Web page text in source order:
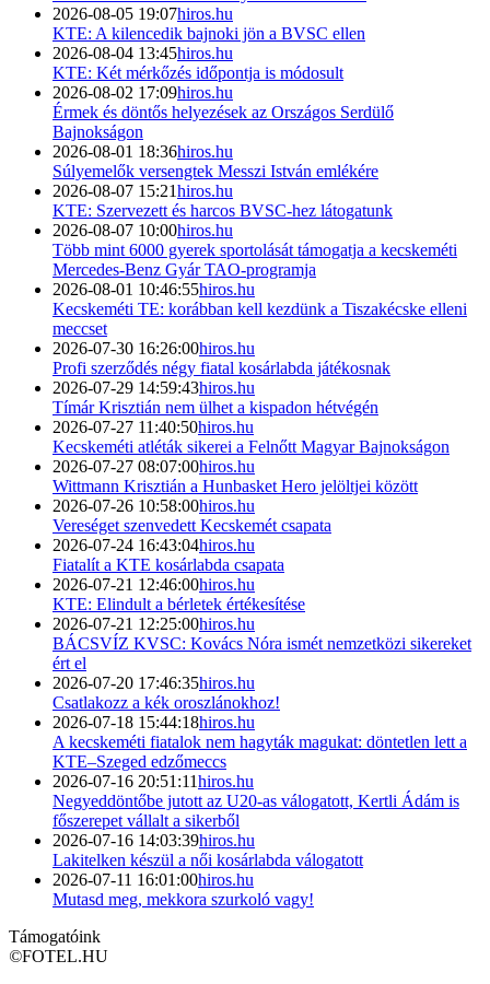
2026-08-05 19:07hiros.hu
KTE: A kilencedik bajnoki jön a BVSC ellen
2026-08-04 13:45hiros.hu
KTE: Két mérkőzés időpontja is módosult
2026-08-02 17:09hiros.hu
Érmek és döntős helyezések az Országos Serdülő
Bajnokságon
2026-08-01 18:36hiros.hu
Súlyemelők versengtek Messzi István emlékére
2026-08-07 15:21hiros.hu
KTE: Szervezett és harcos BVSC-hez látogatunk
2026-08-07 10:00hiros.hu
Több mint 6000 gyerek sportolását támogatja a kecskeméti
Mercedes-Benz Gyár TAO-programja
2026-08-01 10:46:55hiros.hu
Kecskeméti TE: korábban kell kezdünk a Tiszakécske elleni
meccset
2026-07-30 16:26:00hiros.hu
Profi szerződés négy fiatal kosárlabda játékosnak
2026-07-29 14:59:43hiros.hu
Tímár Krisztián nem ülhet a kispadon hétvégén
2026-07-27 11:40:50hiros.hu
Kecskeméti atléták sikerei a Felnőtt Magyar Bajnokságon
2026-07-27 08:07:00hiros.hu
Wittmann Krisztián a Hunbasket Hero jelöltjei között
2026-07-26 10:58:00hiros.hu
Vereséget szenvedett Kecskemét csapata
2026-07-24 16:43:04hiros.hu
Fiatalít a KTE kosárlabda csapata
2026-07-21 12:46:00hiros.hu
KTE: Elindult a bérletek értékesítése
2026-07-21 12:25:00hiros.hu
BÁCSVÍZ KVSC: Kovács Nóra ismét nemzetközi sikereket
ért el
2026-07-20 17:46:35hiros.hu
Csatlakozz a kék oroszlánokhoz!
2026-07-18 15:44:18hiros.hu
A kecskeméti fiatalok nem hagyták magukat: döntetlen lett a
KTE–Szeged edzőmeccs
2026-07-16 20:51:11hiros.hu
Negyeddöntőbe jutott az U20-as válogatott, Kertli Ádám is
főszerepet vállalt a sikerből
2026-07-16 14:03:39hiros.hu
Lakitelken készül a női kosárlabda válogatott
2026-07-11 16:01:00hiros.hu
Mutasd meg, mekkora szurkoló vagy!
Támogatóink
©FOTEL.HU